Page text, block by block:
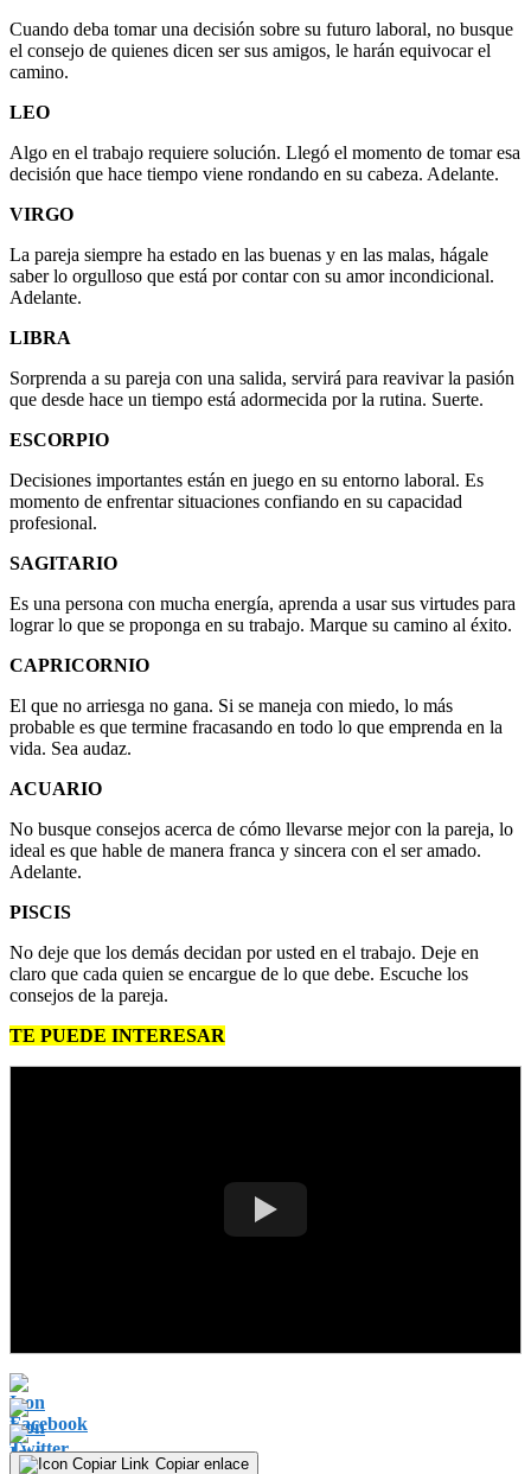
Cuando deba tomar una decisión sobre su futuro laboral, no busque
el consejo de quienes dicen ser sus amigos, le harán equivocar el
camino.
LEO
Algo en el trabajo requiere solución. Llegó el momento de tomar esa
decisión que hace tiempo viene rondando en su cabeza. Adelante.
VIRGO
La pareja siempre ha estado en las buenas y en las malas, hágale
saber lo orgulloso que está por contar con su amor incondicional.
Adelante.
LIBRA
Sorprenda a su pareja con una salida, servirá para reavivar la pasión
que desde hace un tiempo está adormecida por la rutina. Suerte.
ESCORPIO
Decisiones importantes están en juego en su entorno laboral. Es
momento de enfrentar situaciones confiando en su capacidad
profesional.
SAGITARIO
Es una persona con mucha energía, aprenda a usar sus virtudes para
lograr lo que se proponga en su trabajo. Marque su camino al éxito.
CAPRICORNIO
El que no arriesga no gana. Si se maneja con miedo, lo más
probable es que termine fracasando en todo lo que emprenda en la
vida. Sea audaz.
ACUARIO
No busque consejos acerca de cómo llevarse mejor con la pareja, lo
ideal es que hable de manera franca y sincera con el ser amado.
Adelante.
PISCIS
No deje que los demás decidan por usted en el trabajo. Deje en
claro que cada quien se encargue de lo que debe. Escuche los
consejos de la pareja.
TE PUEDE INTERESAR
Copiar enlace